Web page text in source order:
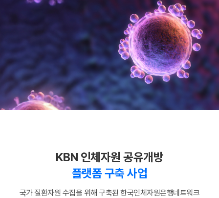
KBN 인체자원 공유개방
플랫폼 구축 사업
국가 질환자원 수집을 위해 구축된 한국인체자원은행네트워크